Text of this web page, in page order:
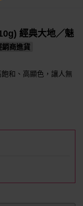
經典大地／魅
銷商進貨
和、高顯色，讓人無